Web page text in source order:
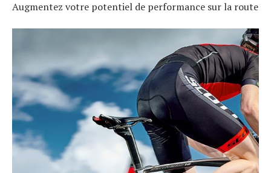
Augmentez votre potentiel de performance sur la route